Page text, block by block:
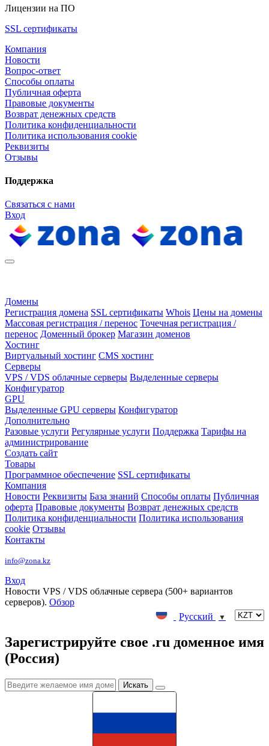
Лицензии на ПО
SSL сертификаты
Компания
Новости
Вопрос-ответ
Способы оплаты
Публичная оферта
Правовые документы
Возврат денежных средств
Политика конфиденциальности
Политика использования cookie
Реквизиты
Отзывы
Поддержка
Связаться с нами
Вход
Домены
Регистрация домена SSL сертификаты Whois Цены на домены
Массовая регистрация / перенос Точечная регистрация /
перенос Доменный брокер Магазин доменов
Хостинг
Виртуальный хостинг CMS хостинг
Серверы
VPS / VDS облачные серверы Выделенные серверы
Конфигуратор
GPU
Выделенные GPU серверы Конфигуратор
Дополнительно
Разовые услуги Регулярные услуги Поддержка Тарифы на
администрирование
Создать сайт
Товары
Программное обеспечение SSL сертификаты
Компания
Новости Реквизиты База знаний Способы оплаты Публичная
оферта Правовые документы Возврат денежных средств
Политика конфиденциальности Политика использования
cookie Отзывы
Контакты
info@zona.kz
Вход
Новости VPS / VDS облачные сервера (500+ вариантов
серверов). Обзор
Русский
▼
Зарегистрируйте свое .ru доменное имя
(Россия)